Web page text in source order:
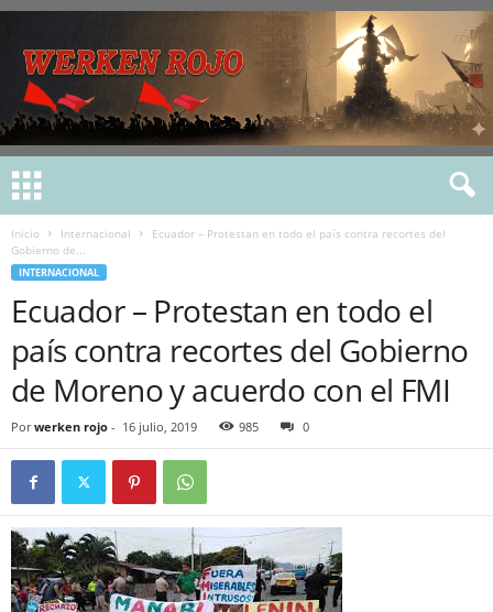
Inicio Internacional
Ecuador – Protestan en todo el país contra recortes del
Gobierno de...
INTERNACIONAL
Ecuador – Protestan en todo el
país contra recortes del Gobierno
de Moreno y acuerdo con el FMI
Por werken rojo - 16 julio, 2019 985 0